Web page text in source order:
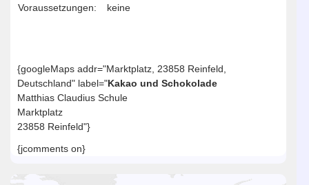
Voraussetzungen:
keine
{googleMaps addr="Marktplatz, 23858 Reinfeld,
Deutschland" label="Kakao und Schokolade
Matthias Claudius Schule
Marktplatz
23858 Reinfeld"}
{jcomments on}